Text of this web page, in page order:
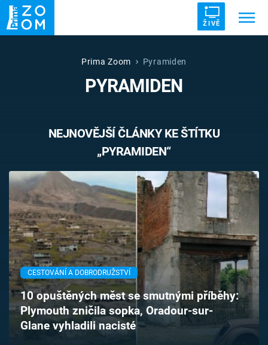
ŽIVĚ
UFO DRUHÁ SVĚTOVÁ VÁLKA
VETŘELCI DÁVNOVĚKU
Témata
Pořady
TV Program
Časopis
Sledujte prima+
Prima Zoom Pyramiden
PYRAMIDEN
NEJNOVĚJŠÍ ČLÁNKY KE ŠTÍTKU
„PYRAMIDEN“
CESTOVÁNÍ A DOBRODRUŽSTVÍ
10 opuštěných měst se smutnými příběhy:
Plymouth zničila sopka, Oradour-sur-
Glane vyhladili nacisté